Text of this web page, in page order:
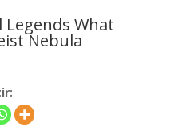
Legends What
Nebula